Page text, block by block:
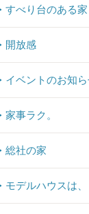
すべり台のある家
開放感
イベントのお知ら
家事ラク。
総社の家
モデルハウスは